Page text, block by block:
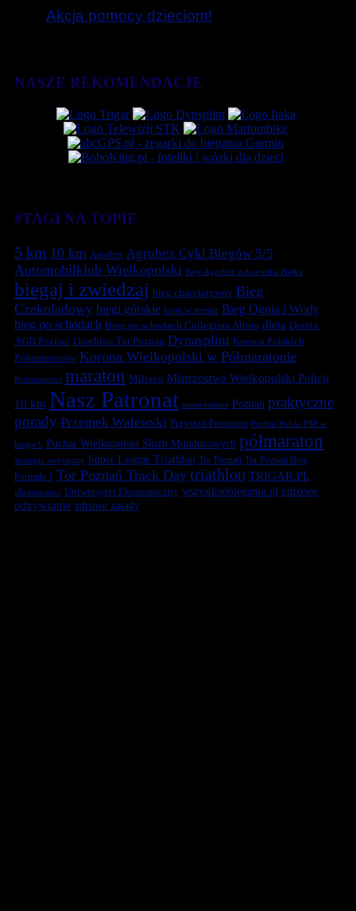
Akcja pomocy dzieciom!
NASZE REKOMENDACJE
#TAGI NA TOPIE
5 km 10 km Agrobex Agrobex Cykl Biegów 5/5
Automobilklub Wielkopolski Bieg Agrobex zalasewska Piątka
biegaj i zwiedzaj bieg charytatywny Bieg
Czekoladowy biegi górskie biegi w terenie Bieg Ognia i Wody
bieg po schodach Bieg po schodach Collegium Altum dieta Domix
AGD Poznań Duathlon Tor Poznań Dynasplint Korona Polskich
Półmaratonów Korona Wielkopolski w Półmaratonie
Koronawirus maraton Millano Mistrzostwa Wielkopolski Policji
10 km Nasz Patronat nawodnienie Poznań praktyczne
porady Przemek Walewski Przystań Posnania Puchar Polski PSP w
biegach Puchar Wielkopolski Służb Mundurowych półmaraton
strategia zwycięzcy Super League Triathlon Tor Poznań Tor Poznań Bieg
Formuła 1 Tor Poznań Track Day triathlon TRIGAR.PL
ultramaraton Uniwersytet Ekonomiczny wszystkoobieganiu.pl zdrowe
odżywianie zdrowe zasady